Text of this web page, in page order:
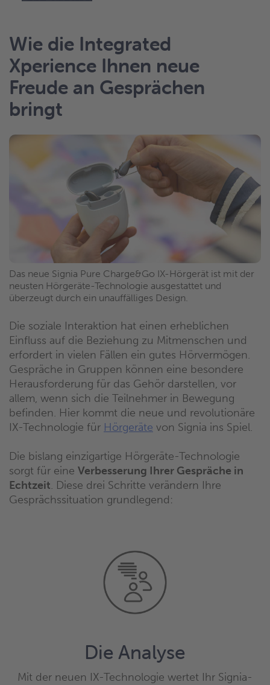
Wie die Integrated
Xperience Ihnen neue
Freude an Gesprächen
bringt
Das neue Signia Pure Charge&Go IX-Hörgerät ist mit der
neusten Hörgeräte-Technologie ausgestattet und
überzeugt durch ein unauffälliges Design.
Die soziale Interaktion hat einen erheblichen
Einfluss auf die Beziehung zu Mitmenschen und
erfordert in vielen Fällen ein gutes Hörvermögen.
Gespräche in Gruppen können eine besondere
Herausforderung für das Gehör darstellen, vor
allem, wenn sich die Teilnehmer in Bewegung
befinden. Hier kommt die neue und revolutionäre
IX-Technologie für Hörgeräte von Signia ins Spiel.
Die bislang einzigartige Hörgeräte-Technologie
sorgt für eine Verbesserung Ihrer Gespräche in
Echtzeit. Diese drei Schritte verändern Ihre
Gesprächssituation grundlegend:
Die Analyse
Mit der neuen IX-Technologie wertet Ihr Signia-